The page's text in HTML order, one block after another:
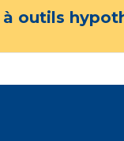
outils